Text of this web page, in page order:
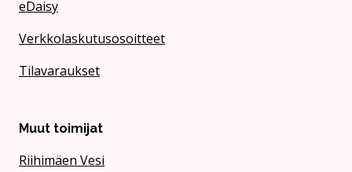
eDaisy
Verkkolaskutusosoitteet
Tilavaraukset
Muut toimijat
Riihimäen Vesi